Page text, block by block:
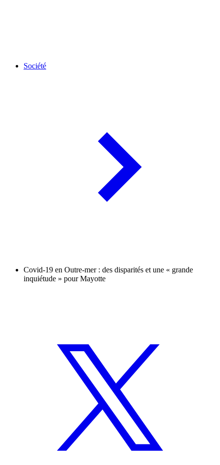
Société
Covid-19 en Outre-mer : des disparités et une « grande
inquiétude » pour Mayotte